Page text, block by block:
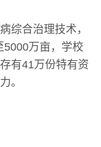
综合治理技术，
5000万亩，学校
有41万份特有资
。